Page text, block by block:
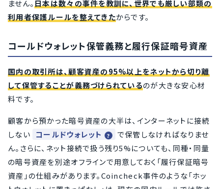
ません。日本は数々の事件を教訓に、世界でも厳しい部類の
利用者保護ルールを整えてきたからです。
コールドウォレット保管義務と履行保証暗号資産
国内の取引所は、顧客資産の95%以上をネットから切り離
して保管することが義務づけられているのが大きな安心材
料です。
顧客から預かった暗号資産の大半は、インターネットに接続
しない
コールドウォレット
で保管しなければなりませ
ん。さらに、ネット接続で扱う残り5%についても、同種・同量
の暗号資産を別途オフラインで用意しておく「履行保証暗号
資産」の仕組みがあります。Coincheck事件のような「ホッ